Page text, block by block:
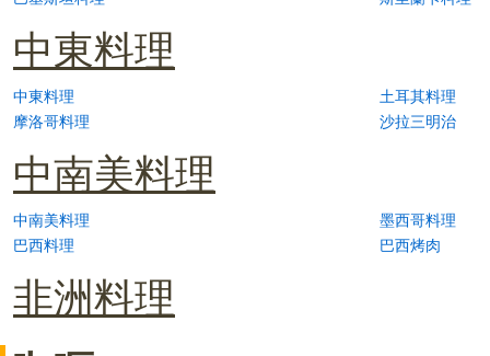
中東料理
中東料理
土耳其料理
摩洛哥料理
沙拉三明治
中南美料理
中南美料理
墨西哥料理
巴西料理
巴西烤肉
非洲料理